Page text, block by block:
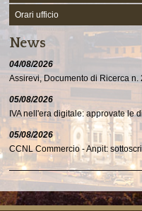
Orari ufficio
News
04/08/2026
Assirevi, Documento di Ricerca n.
05/08/2026
IVA nell'era digitale: approvate le
05/08/2026
CCNL Commercio - Anpit: